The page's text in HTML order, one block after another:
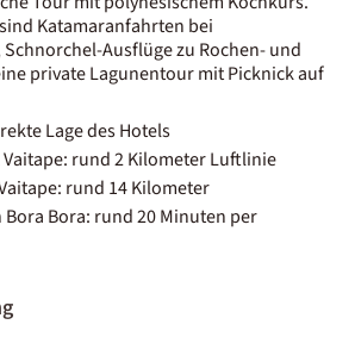
Katamaranfahrten bei
Ausflüge zu Rochen- und
private Lagunentour mit Picknick auf
Lage des Hotels
rund 2 Kilometer Luftlinie
rund 14 Kilometer
Bora: rund 20 Minuten per